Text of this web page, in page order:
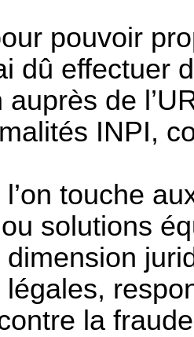
pouvoir
dû effectuer
de
INPI,
touche
solutions
la